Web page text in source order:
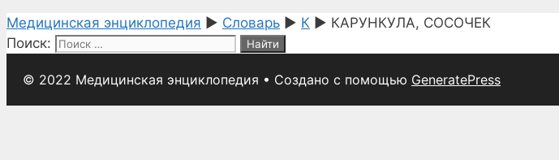
Медицинская энциклопедия ► Словарь ► К ► КАРУНКУЛА, СОСОЧЕК
Поиск:
© 2022 Медицинская энциклопедия • Создано с помощью GeneratePress